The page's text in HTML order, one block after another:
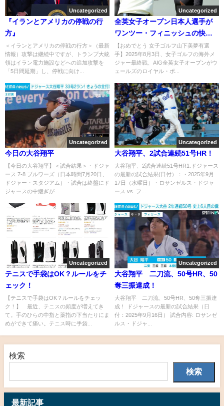
Uncategorized
『イランとアメリカの停戦の行
方』
＜イランとアメリカの停戦の行方＞（最新
情報）攻撃は継続中ですが、トランプ大統
領はイラン電力施設などへの追加攻撃を
「5日間延期」し、停戦に向け...
Uncategorized
全英女子オープン日本人選手が
ワンツー・フィニッシュの快
挙！
【おめでとう 女子ゴルフ山下美夢有選
手】2025年8月3日、女子ゴルフの海外メ
ジャー最終戦、AIG全英女子オープンがウ
ェールズのロイヤル・ポ...
Uncategorized
今日の大谷翔平
【今日の大谷翔平】＜試合結果＞・ドジャ
ース 7-8 ブルワーズ（日本時間7月20日、
ドジャー・スタジアム）・試合は終盤にド
ジャースの中継ぎが...
Uncategorized
大谷翔平、2試合連続51号HR！
大谷翔平、2試合連続51号HR1.ドジャース
の最新の試合結果(日付）：・2025年9月
17日（水曜日）・ロサンゼルス・ドジャ
ース vs. フ...
Uncategorized
テニスで手袋はOK？ルールをチ
ェック！
【テニスで手袋はOK？ルールをチェッ
ク！】 最近、テニスの頻度が増えてき
て。手のひらの中指と薬指の下当たりにま
めができて痛い。テニス時に手袋...
Uncategorized
大谷翔平 二刀流、50号HR、50
奪三振達成！
大谷翔平 二刀流、50号HR、50奪三振達
成！ ドジャースの最新の試合結果（日
付：2025年9月16日） 試合内容: ロサンゼ
ルス・ドジャ...
検索
検索
最新記事